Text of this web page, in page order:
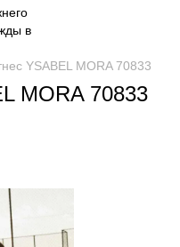
YSABEL MORA 70833
MORA 70833